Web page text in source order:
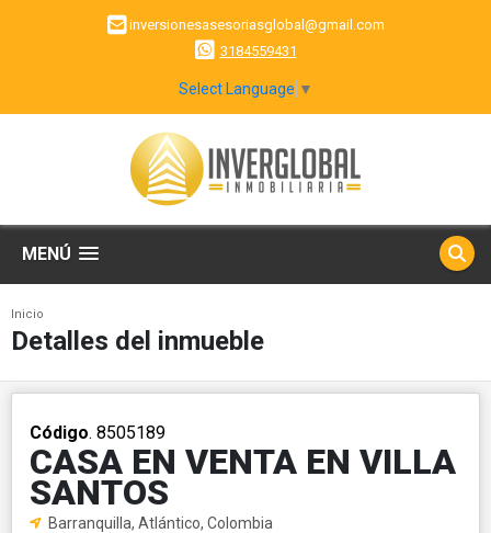
inversionesasesoriasglobal@gmail.com
3184559431
Select Language ▼
MENÚ
Inicio
Detalles del inmueble
Código. 8505189
CASA EN VENTA EN VILLA
SANTOS
Barranquilla, Atlántico, Colombia